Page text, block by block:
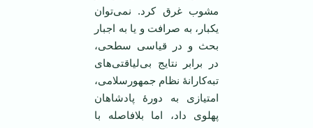
مشوب غرق کرد. نمی‌توان
یکبار، به صرافت و یا به اجبار
بحث و در قیاسی سطحی،
در برابر نتایج بی‌لیاقتی‌های
تبه‌کارانۀ نظام جمهورسلامی،
امتیازی به دورۀ پادشاهان
پهلوی داد، اما بلافاصله با